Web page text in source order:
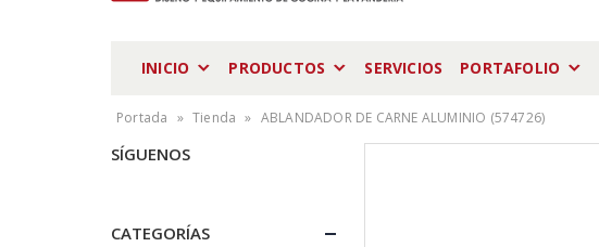
INICIO PRODUCTOS SERVICIOS PORTAFOLIO
Portada » Tienda » ABLANDADOR DE CARNE ALUMINIO (574726)
SÍGUENOS
CATEGORÍAS